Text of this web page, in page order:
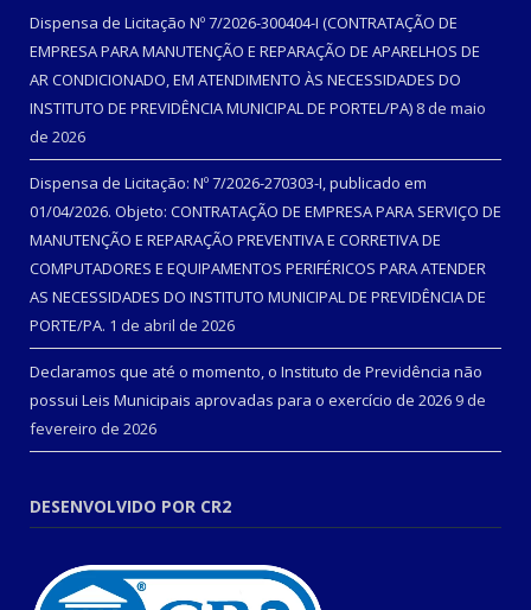
Dispensa de Licitação Nº 7/2026-300404-I (CONTRATAÇÃO DE
EMPRESA PARA MANUTENÇÃO E REPARAÇÃO DE APARELHOS DE
AR CONDICIONADO, EM ATENDIMENTO ÀS NECESSIDADES DO
INSTITUTO DE PREVIDÊNCIA MUNICIPAL DE PORTEL/PA) 8 de maio
de 2026
Dispensa de Licitação: Nº 7/2026-270303-I, publicado em
01/04/2026. Objeto: CONTRATAÇÃO DE EMPRESA PARA SERVIÇO DE
MANUTENÇÃO E REPARAÇÃO PREVENTIVA E CORRETIVA DE
COMPUTADORES E EQUIPAMENTOS PERIFÉRICOS PARA ATENDER
AS NECESSIDADES DO INSTITUTO MUNICIPAL DE PREVIDÊNCIA DE
PORTE/PA. 1 de abril de 2026
Declaramos que até o momento, o Instituto de Previdência não
possui Leis Municipais aprovadas para o exercício de 2026 9 de
fevereiro de 2026
DESENVOLVIDO POR CR2